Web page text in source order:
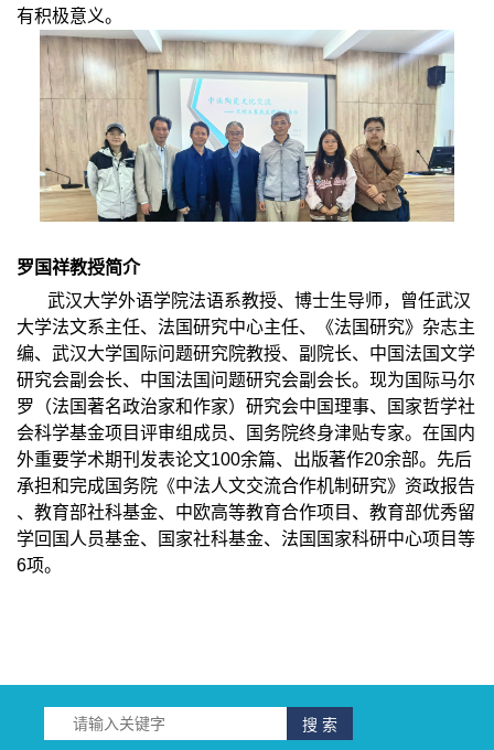
有积极意义。
罗国祥教授简介
武汉大学外语学院法语系教授、博士生导师，曾任武汉
大学法文系主任、法国研究中心主任、《法国研究》杂志主
编、武汉大学国际问题研究院教授、副院长、中国法国文学
研究会副会长、中国法国问题研究会副会长。现为国际马尔
罗（法国著名政治家和作家）研究会中国理事、国家哲学社
会科学基金项目评审组成员、国务院终身津贴专家。在国内
外重要学术期刊发表论文100余篇、出版著作20余部。先后
承担和完成国务院《中法人文交流合作机制研究》资政报告
、教育部社科基金、中欧高等教育合作项目、教育部优秀留
学回国人员基金、国家社科基金、法国国家科研中心项目等
6项。
搜 索